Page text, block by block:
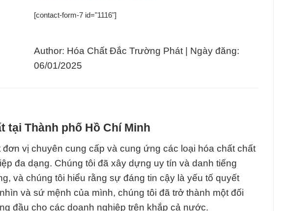
[contact-form-7 id="1116"]
Author: Hóa Chất Đắc Trường Phát | Ngày đăng:
06/01/2025
tại Thành phố Hồ Chí Minh
vị chuyên cung cấp và cung ứng các loại hóa chất chất
đa dạng. Chúng tôi đã xây dựng uy tín và danh tiếng
và chúng tôi hiểu rằng sự đáng tin cậy là yếu tố quyết
và sứ mệnh của mình, chúng tôi đã trở thành một đối
đầu cho các doanh nghiệp trên khắp cả nước.